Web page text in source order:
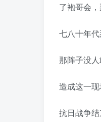
了袍哥会，
七八十年
那阵子没
造成这一
抗日战争